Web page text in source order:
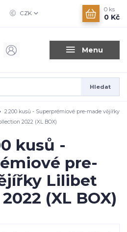
Menu
CZK
Hledat
0 ks
0 Kč
2.200 kusů - Superprémiové pre-made vějířky
2022 (XL BOX)
kusů -
pre-
Lilibet
(XL BOX)